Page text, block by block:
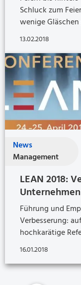
Schluck zum
wenige
13.02.2018
News
Management
LEAN 2018:
Führung und
Verbesserung:
hochkarätige
16.01.2018